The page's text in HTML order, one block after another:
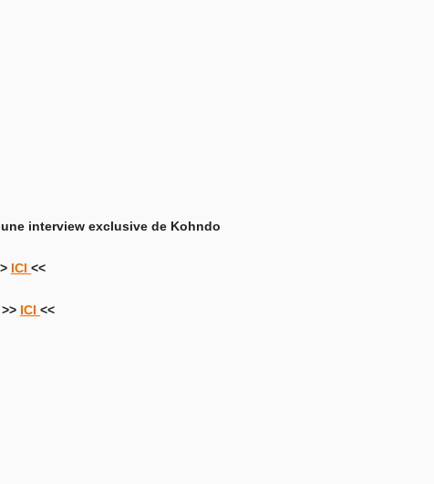
interview exclusive de Kohndo
ICI <<
ICI <<